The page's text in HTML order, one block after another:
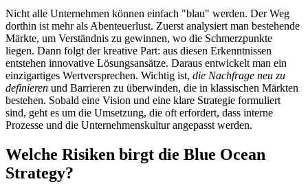
Nicht alle Unternehmen können einfach "blau" werden. Der Weg
dorthin ist mehr als Abenteuerlust. Zuerst analysiert man bestehende
Märkte, um Verständnis zu gewinnen, wo die Schmerzpunkte
liegen. Dann folgt der kreative Part: aus diesen Erkenntnissen
entstehen innovative Lösungsansätze. Daraus entwickelt man ein
einzigartiges Wertversprechen. Wichtig ist, die Nachfrage neu zu
definieren und Barrieren zu überwinden, die in klassischen Märkten
bestehen. Sobald eine Vision und eine klare Strategie formuliert
sind, geht es um die Umsetzung, die oft erfordert, dass interne
Prozesse und die Unternehmenskultur angepasst werden.
Welche Risiken birgt die Blue Ocean
Strategy?